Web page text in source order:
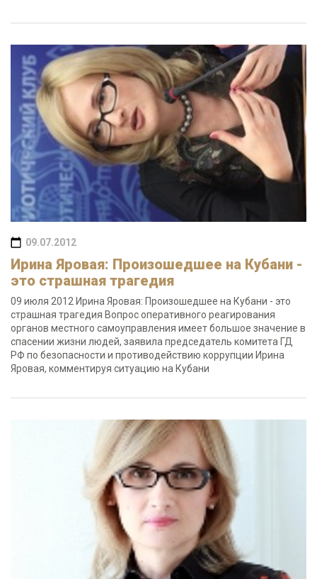
09.07.2012
Ирина Яровая: Произошедшее на Кубани -
это страшная трагедия
09 июля 2012 Ирина Яровая: Произошедшее на Кубани - это
страшная трагедия Вопрос оперативного реагирования
органов местного самоуправления имеет большое значение в
спасении жизни людей, заявила председатель комитета ГД
РФ по безопасности и противодействию коррупции Ирина
Яровая, комментируя ситуацию на Кубани